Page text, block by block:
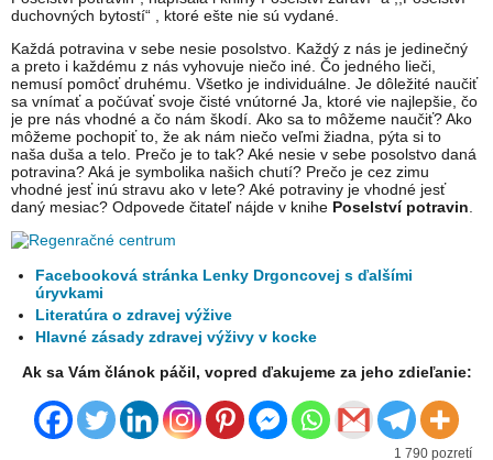
duchovných bytostí“ , ktoré ešte nie sú vydané.
Každá potravina v sebe nesie posolstvo. Každý z nás je jedinečný
a preto i každému z nás vyhovuje niečo iné. Čo jedného lieči,
nemusí pomôcť druhému. Všetko je individuálne. Je dôležité naučiť
sa vnímať a počúvať svoje čisté vnútorné Ja, ktoré vie najlepšie, čo
je pre nás vhodné a čo nám škodí. Ako sa to môžeme naučiť? Ako
môžeme pochopiť to, že ak nám niečo veľmi žiadna, pýta si to
naša duša a telo. Prečo je to tak? Aké nesie v sebe posolstvo daná
potravina? Aká je symbolika našich chutí? Prečo je cez zimu
vhodné jesť inú stravu ako v lete? Aké potraviny je vhodné jesť
daný mesiac? Odpovede čitateľ nájde v knihe Poselství potravin
Facebooková stránka Lenky Drgoncovej s ďalšími
úryvkami
Literatúra o zdravej výžive
Hlavné zásady zdravej výživy v kocke
Ak sa Vám článok páčil, vopred ďakujeme za jeho zdieľanie:
1 790 pozretí